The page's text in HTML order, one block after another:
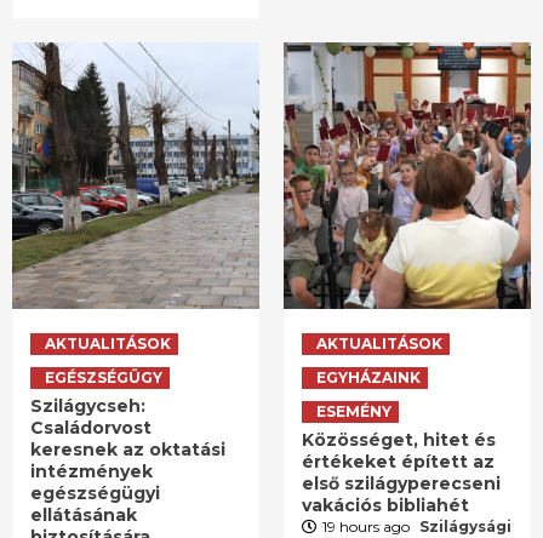
AKTUALITÁSOK
EGÉSZSÉGÜGY
Szilágycseh:
Családorvost
keresnek az oktatási
intézmények
egészségügyi
ellátásának
AKTUALITÁSOK
EGYHÁZAINK
ESEMÉNY
Közösséget, hitet és
értékeket épített az
első szilágyperecseni
vakációs bibliahét
19 hours ago Szilágysági